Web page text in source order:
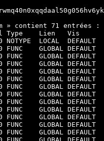
» contient 71 entrées :
Type    Lien   Vis
NOTYPE  LOCAL  DEFAULT
FUNC    GLOBAL DEFAULT
FUNC    GLOBAL DEFAULT
FUNC    GLOBAL DEFAULT
FUNC    GLOBAL DEFAULT
FUNC    GLOBAL DEFAULT
FUNC    GLOBAL DEFAULT
FUNC    GLOBAL DEFAULT
FUNC    GLOBAL DEFAULT
FUNC    GLOBAL DEFAULT
FUNC    GLOBAL DEFAULT
FUNC    GLOBAL DEFAULT
FUNC    GLOBAL DEFAULT